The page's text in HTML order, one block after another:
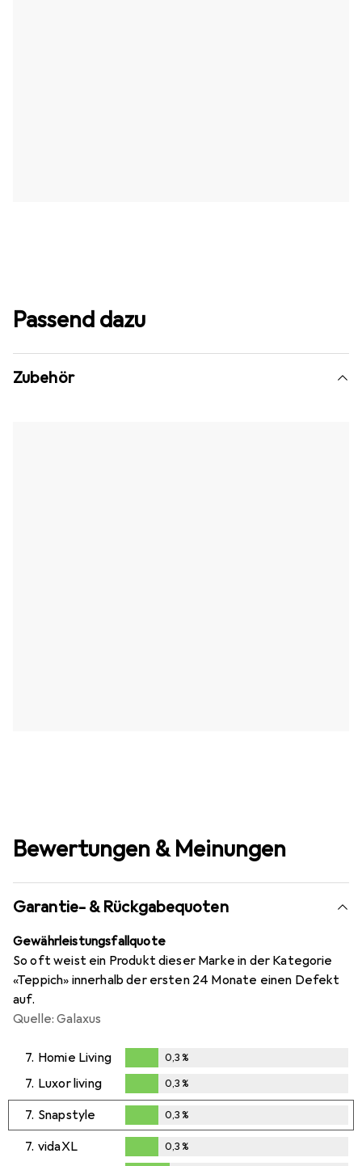
Passend dazu
Zubehör
Bewertungen & Meinungen
Garantie- & Rückgabequoten
Gewährleistungsfallquote
So oft weist ein Produkt dieser Marke in der Kategorie
«Teppich» innerhalb der ersten 24 Monate einen Defekt
auf.
Quelle: Galaxus
7. Homie Living
0,3%
0,3%
7. Luxor living
0,3%
0,3%
7. Snapstyle
0,3%
0,3%
7. vidaXL 0,3%